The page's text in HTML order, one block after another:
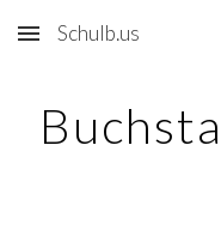
Skip to main content
Schulb.us